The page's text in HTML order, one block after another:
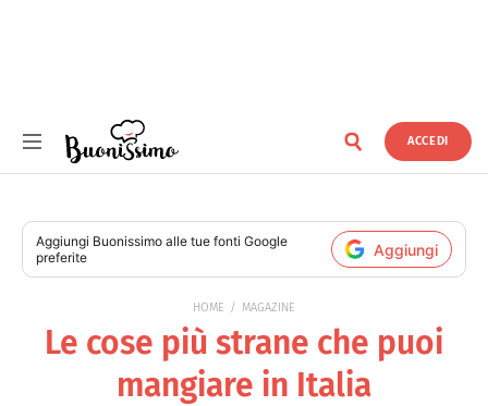
ACCEDI
Aggiungi Buonissimo alle tue fonti Google
preferite
Aggiungi
HOME MAGAZINE
Le cose più strane che puoi
mangiare in Italia